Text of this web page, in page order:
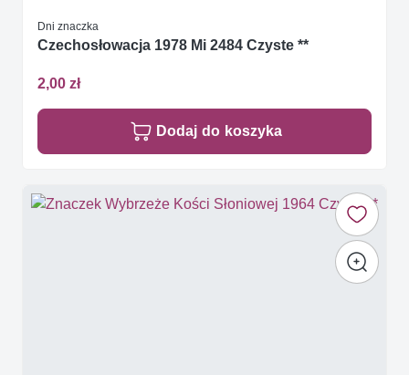
Dni znaczka
Czechosłowacja 1978 Mi 2484 Czyste **
2,00 zł
Dodaj do koszyka